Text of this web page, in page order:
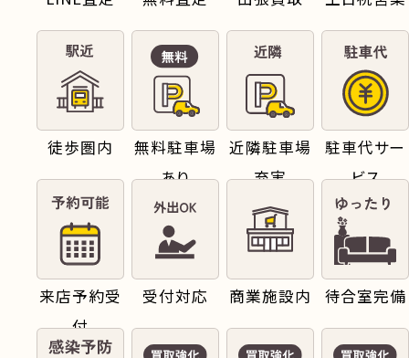
徒歩圏内
無料駐車場
あり
近隣駐車場
充実
駐車代サー
ビス
来店予約受
付
受付対応 商業施設内 待合室完備